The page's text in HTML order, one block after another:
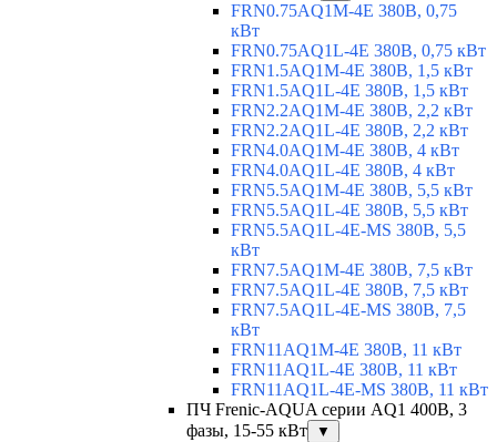
FRN0.75AQ1M-4E 380В, 0,75
кВт
FRN0.75AQ1L-4E 380В, 0,75 кВт
FRN1.5AQ1M-4E 380В, 1,5 кВт
FRN1.5AQ1L-4E 380В, 1,5 кВт
FRN2.2AQ1M-4E 380В, 2,2 кВт
FRN2.2AQ1L-4E 380В, 2,2 кВт
FRN4.0AQ1M-4E 380В, 4 кВт
FRN4.0AQ1L-4E 380В, 4 кВт
FRN5.5AQ1M-4E 380В, 5,5 кВт
FRN5.5AQ1L-4E 380В, 5,5 кВт
FRN5.5AQ1L-4E-MS 380В, 5,5
кВт
FRN7.5AQ1M-4E 380В, 7,5 кВт
FRN7.5AQ1L-4E 380В, 7,5 кВт
FRN7.5AQ1L-4E-MS 380В, 7,5
кВт
FRN11AQ1M-4E 380В, 11 кВт
FRN11AQ1L-4E 380В, 11 кВт
FRN11AQ1L-4E-MS 380В, 11 кВт
ПЧ Frenic-AQUA серии AQ1 400В, 3
фазы, 15-55 кВт
▼